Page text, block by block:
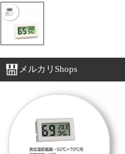
メルカリShops